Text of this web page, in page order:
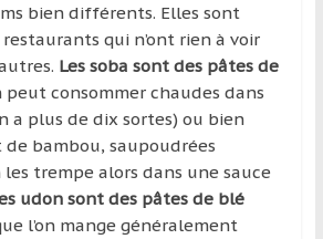
bien différents. Elles sont
qui n’ont rien à voir
Les soba sont des pâtes de
peut consommer chaudes dans
a plus de dix sortes) ou bien
bambou, saupoudrées
les trempe alors dans une sauce
udon sont des pâtes de blé
l’on mange généralement